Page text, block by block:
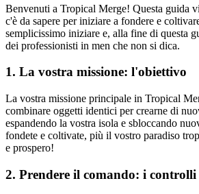
Benvenuti a Tropical Merge! Questa guida
c'è da sapere per iniziare a fondere e
semplicissimo iniziare e, alla fine di questa
dei professionisti in men che non si dica.
1. La vostra missione: l'obiettivo
La vostra missione principale in Tropical
combinare oggetti identici per crearne di
espandendo la vostra isola e sbloccando
fondete e coltivate, più il vostro paradiso
e prospero!
2. Prendere il comando: i controlli